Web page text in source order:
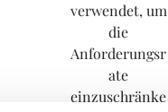
verwendet, um
die
Anforderungsr
ate
einzuschränke